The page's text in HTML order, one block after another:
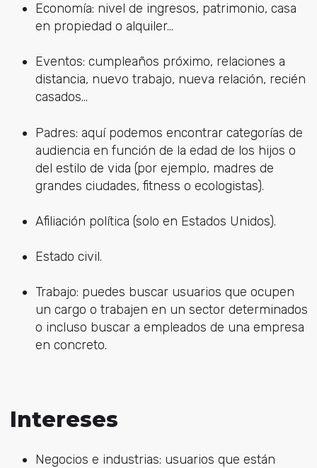
Economía: nivel de ingresos, patrimonio, casa
en propiedad o alquiler...
Eventos: cumpleaños próximo, relaciones a
distancia, nuevo trabajo, nueva relación, recién
casados...
Padres: aquí podemos encontrar categorías de
audiencia en función de la edad de los hijos o
del estilo de vida (por ejemplo, madres de
grandes ciudades, fitness o ecologistas).
Afiliación política (solo en Estados Unidos).
Estado civil.
Trabajo: puedes buscar usuarios que ocupen
un cargo o trabajen en un sector determinados
o incluso buscar a empleados de una empresa
en concreto.
Intereses
Negocios e industrias: usuarios que están